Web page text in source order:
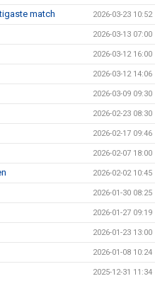
match 2026-03-23 10:52
2026-03-13 07:00
2026-03-12 16:00
2026-03-12 14:06
2026-03-09 09:30
2026-02-23 08:30
2026-02-17 09:46
2026-02-07 18:00
2026-02-02 10:45
2026-01-30 08:25
2026-01-27 09:19
2026-01-23 13:00
2026-01-08 10:24
2025-12-31 11:34